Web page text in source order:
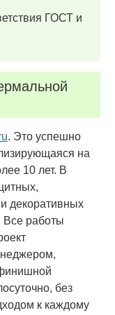
ГОСТ и
. Это успешно
на
10 лет. В
декоративных
Все работы
без
к каждому